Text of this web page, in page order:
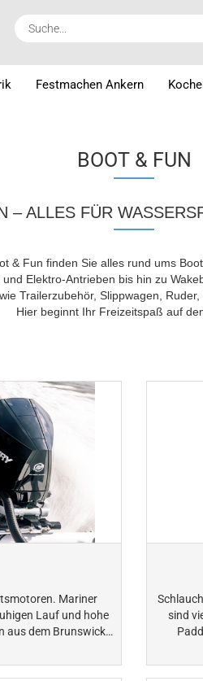
Festmachen Ankern
BOOT & FUN
– ALLES FÜR
& Fun finden Sie alles rund ums
Elektro-Antrieben bis hin zu
Trailerzubehör, Slippwagen,
Hier beginnt Ihr Freizeitspaß auf
Mariner
Lauf und hohe
sind